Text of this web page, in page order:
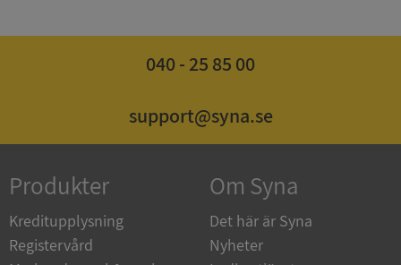
040 - 25 85 00
support@syna.se
Produkter
Kreditupplysning
Registervård
Om Syna
Det här är Syna
Nyheter
ASP.NET_SessionId
Microsoft
de.syna.se
Session
Microsoft
Corporation
.syna.se